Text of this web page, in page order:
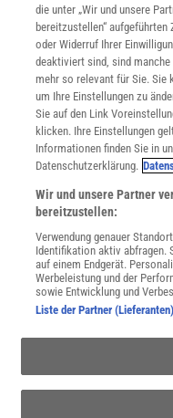
Wissenschaft in die
SciLogs
Uns finden Sie auch
die unter „Wir und unsere
bereitzustellen“
oder Widerruf Ihrer
deaktiviert sind, sind
mehr so relevant für Sie. Sie
um Ihre Einstellungen zu
Sie auf den Link
klicken. Ihre Einstellungen
Informationen finden Sie in
Datenschutzerklärung.
Wir und unsere Partner
bereitzustellen:
Verwendung genauer
Identifikation aktiv abfragen.
auf einem Endgerät.
Werbeleistung und der
sowie Entwicklung und
Liste der Partner (Lieferanten)